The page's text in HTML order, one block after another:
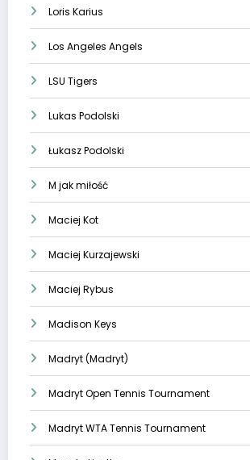
Loris Karius
Los Angeles Angels
LSU Tigers
Lukas Podolski
Łukasz Podolski
M jak miłość
Maciej Kot
Maciej Kurzajewski
Maciej Rybus
Madison Keys
Madryt (Madryt)
Madryt Open Tennis Tournament
Madryt WTA Tennis Tournament